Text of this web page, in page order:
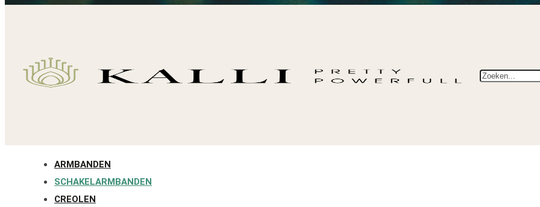
Zoeken
ARMBANDEN
SCHAKELARMBANDEN
CREOLEN